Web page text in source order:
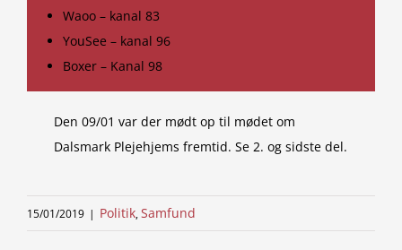
Waoo – kanal 83
YouSee – kanal 96
Boxer – Kanal 98
Den 09/01 var der mødt op til mødet om
Dalsmark Plejehjems fremtid. Se 2. og sidste del.
15/01/2019 | Politik,Samfund